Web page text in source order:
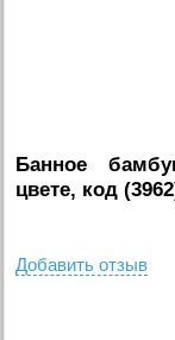
Банное
цвете, код
Добавить отзыв